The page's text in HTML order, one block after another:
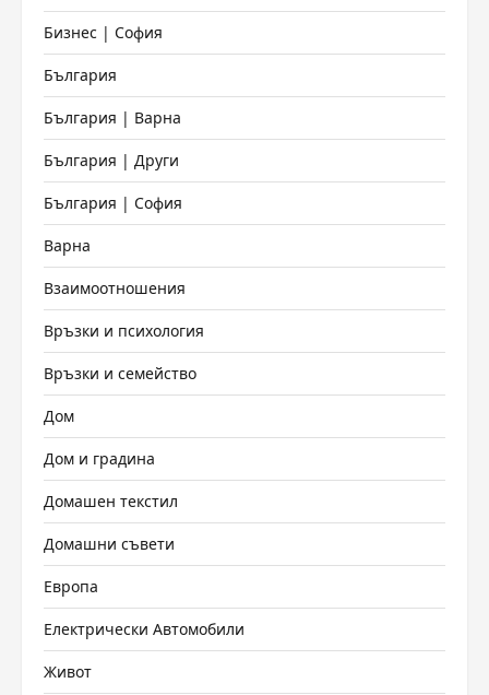
Бизнес | София
България
България | Варна
България | Други
България | София
Варна
Взаимоотношения
Връзки и психология
Връзки и семейство
Дом
Дом и градина
Домашен текстил
Домашни съвети
Европа
Електрически Автомобили
Живот